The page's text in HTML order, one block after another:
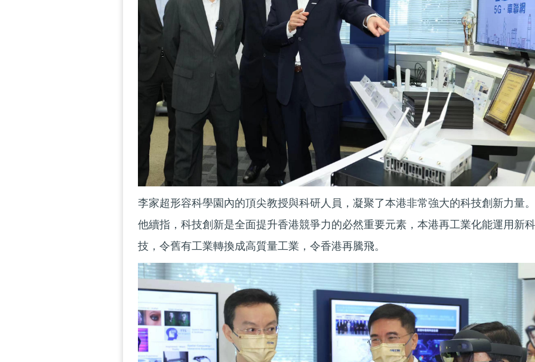
李家超形容科學園內的頂尖教授與科研人員，凝聚了本港非常強大的科技創新力量。
他續指，科技創新是全面提升香港競爭力的必然重要元素，本港再工業化能運用新科
技，令舊有工業轉換成高質量工業，令香港再騰飛。